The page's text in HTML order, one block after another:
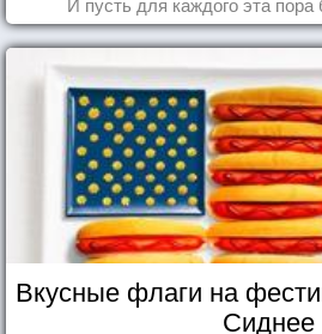
Вкусные флаги на
Сиднее